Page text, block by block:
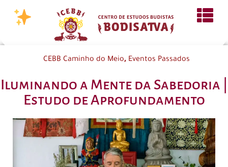
CEBB Caminho do Meio, Eventos Passados
Iluminando a Mente da Sabedoria |
Estudo de Aprofundamento